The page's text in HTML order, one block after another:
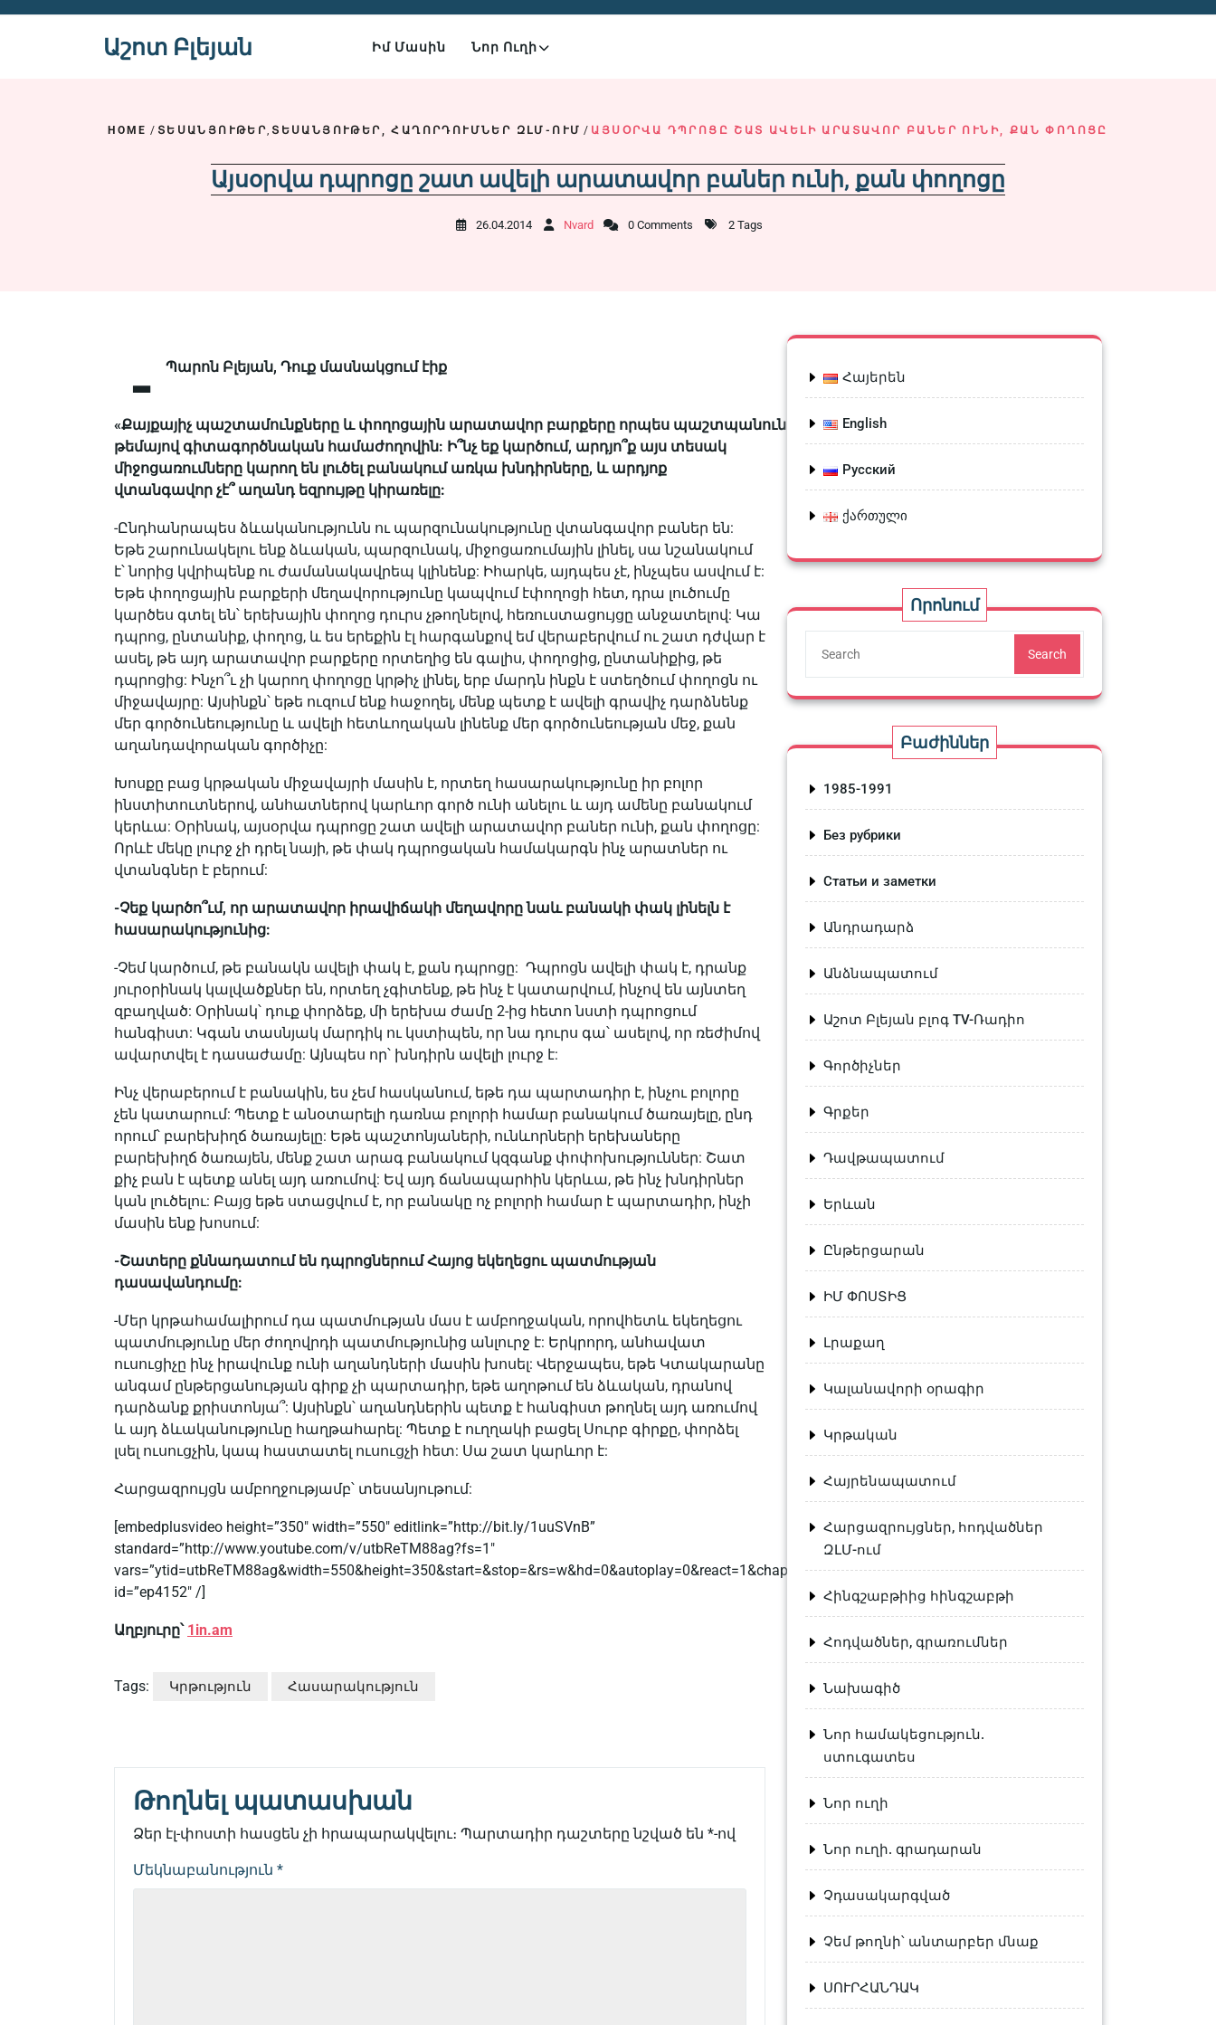
Աշոտ Բլեյան Իմ Մասին Նոր Ուղի
HOME / ՏԵՍԱՆՅՈՒԹԵՐ, ՏԵՍԱՆՅՈՒԹԵՐ, ՀԱՂՈՐԴՈՒՄՆԵՐ ԶԼՄ-ՈՒՄ / ԱՅՍՕՐՎԱ ԴՊՐՈՑԸ ՇԱՏ ԱՎԵԼԻ ԱՐԱՏԱՎՈՐ ԲԱՆԵՐ ՈՒՆԻ, ՔԱՆ ՓՈՂՈՑԸ
Այսօրվա դպրոցը շատ ավելի արատավոր բաներ ունի, քան փողոցը
26.04.2014 Nvard 0 Comments 2 Tags
- Պարոն Բլեյան, Դուք մասնակցում էիք
«Քայքայիչ պաշտամունքները և փողոցային արատավոր բարքերը որպես պաշտպանունակության սպառնալիք»
թեմայով գիտագործնական համաժողովին: Ի՞նչ եք կարծում, արդյո՞ք այս տեսակ
միջոցառումները կարող են լուծել բանակում առկա խնդիրները, և արդյոք
վտանգավոր չէ՞ աղանդ եզրույթը կիրառելը:
-Ընդհանրապես ձևականությունն ու պարզունակությունը վտանգավոր բաներ են:
Եթե շարունակելու ենք ձևական, պարզունակ, միջոցառումային լինել, սա նշանակում
է՝ նորից կվրիպենք ու ժամանակավրեպ կլինենք: Իհարկե, այդպես չէ, ինչպես ասվում է:
Եթե փողոցային բարքերի մեղավորությունը կապվում էփողոցի հետ, դրա լուծումը
կարծես գտել են՝ երեխային փողոց դուրս չթողնելով, հեռուստացույցը անջատելով: Կա
դպրոց, ընտանիք, փողոց, և ես երեքին էլ հարգանքով եմ վերաբերվում ու շատ դժվար է
ասել, թե այդ արատավոր բարքերը որտեղից են գալիս, փողոցից, ընտանիքից, թե
դպրոցից: Ինչո՞ւ չի կարող փողոցը կրթիչ լինել, երբ մարդն ինքն է ստեղծում փողոցն ու
միջավայրը: Այսինքն՝ եթե ուզում ենք հաջողել, մենք պետք է ավելի գրավիչ դարձնենք
մեր գործունեությունը և ավելի հետևողական լինենք մեր գործունեության մեջ, քան
աղանդավորական գործիչը:
Խոսքը բաց կրթական միջավայրի մասին է, որտեղ հասարակությունը իր բոլոր
ինստիտուտներով, անհատներով կարևոր գործ ունի անելու և այդ ամենը բանակում
կերևա: Օրինակ, այսօրվա դպրոցը շատ ավելի արատավոր բաներ ունի, քան փողոցը:
Որևէ մեկը լուրջ չի դրել նայի, թե փակ դպրոցական համակարգն ինչ արատներ ու
վտանգներ է բերում:
-Չեք կարծո՞ւմ, որ արատավոր իրավիճակի մեղավորը նաև բանակի փակ լինելն է
հասարակությունից:
-Չեմ կարծում, թե բանակն ավելի փակ է, քան դպրոցը: Դպրոցն ավելի փակ է, դրանք
յուրօրինակ կալվածքներ են, որտեղ չգիտենք, թե ինչ է կատարվում, ինչով են այնտեղ
զբաղված: Օրինակ՝ դուք փորձեք, մի երեխա ժամը 2-ից հետո նստի դպրոցում
հանգիստ: Կգան տասնյակ մարդիկ ու կստիպեն, որ նա դուրս գա՝ ասելով, որ ռեժիմով
ավարտվել է դասաժամը: Այնպես որ՝ խնդիրն ավելի լուրջ է:
Ինչ վերաբերում է բանակին, ես չեմ հասկանում, եթե դա պարտադիր է, ինչու բոլորը
չեն կատարում: Պետք է անօտարելի դառնա բոլորի համար բանակում ծառայելը, ընդ
որում՝ բարեխիղճ ծառայելը: Եթե պաշտոնյաների, ունևորների երեխաները
բարեխիղճ ծառայեն, մենք շատ արագ բանակում կզգանք փոփոխություններ: Շատ
քիչ բան է պետք անել այդ առումով: Եվ այդ ճանապարհին կերևա, թե ինչ խնդիրներ
կան լուծելու: Բայց եթե ստացվում է, որ բանակը ոչ բոլորի համար է պարտադիր, ինչի
մասին ենք խոսում:
-Շատերը քննադատում են դպրոցներում Հայոց եկեղեցու պատմության
դասավանդումը:
-Մեր կրթահամալիրում դա պատմության մաս է ամբողջական, որովհետև եկեղեցու
պատմությունը մեր ժողովրդի պատմությունից անլուրջ է: Երկրորդ, անհավատ
ուսուցիչը ինչ իրավունք ունի աղանդների մասին խոսել: Վերջապես, եթե Կտակարանը
անգամ ընթերցանության գիրք չի պարտադիր, եթե աղոթում են ձևական, դրանով
դարձանք քրիստոնյա՞: Այսինքն՝ աղանդներին պետք է հանգիստ թողնել այդ առումով
և այդ ձևականությունը հաղթահարել: Պետք է ուղղակի բացել Սուրբ գիրքը, փորձել
լսել ուսուցչին, կապ հաստատել ուսուցչի հետ: Սա շատ կարևոր է:
Հարցազրույցն ամբողջությամբ՝ տեսանյութում:
[embedplusvideo height=”350″ width=”550″ editlink=”http://bit.ly/1uuSVnB”
standard=”http://www.youtube.com/v/utbReTM88ag?fs=1″
vars=”ytid=utbReTM88ag&width=550&height=350&start=&stop=&rs=w&hd=0&autoplay=0&react=1&chapters=&notes=”
id=”ep4152″ /]
Աղբյուրը՝ 1in.am
Tags: Կրթություն Հասարակություն
Թողնել պատասխան
Ձեր էլ-փոստի հասցեն չի հրապարակվելու։ Պարտադիր դաշտերը նշված են *-ով
Մեկնաբանություն *
Հայերեն
English
Русский
ქართული
Որոնում
Search
Բաժիններ
1985-1991
Без рубрики
Статьи и заметки
Անդրադարձ
Անձնապատում
Աշոտ Բլեյան բլոգ TV-Ռադիո
Գործիչներ
Գրքեր
Դավթապատում
Երևան
Ընթերցարան
ԻՄ ՓՈՍՏԻՑ
Լրաքաղ
Կալանավորի օրագիր
Կրթական
Հայրենապատում
Հարցազրույցներ, հոդվածներ
ԶԼՄ-ում
Հինգշաբթիից հինգշաբթի
Հոդվածներ, գրառումներ
Նախագիծ
Նոր համակեցություն.
ստուգատես
Նոր ուղի
Նոր ուղի. գրադարան
Չդասակարգված
Չեմ թողնի՝ անտարբեր մնաք
ՍՈՒՐՀԱՆԴԱԿ